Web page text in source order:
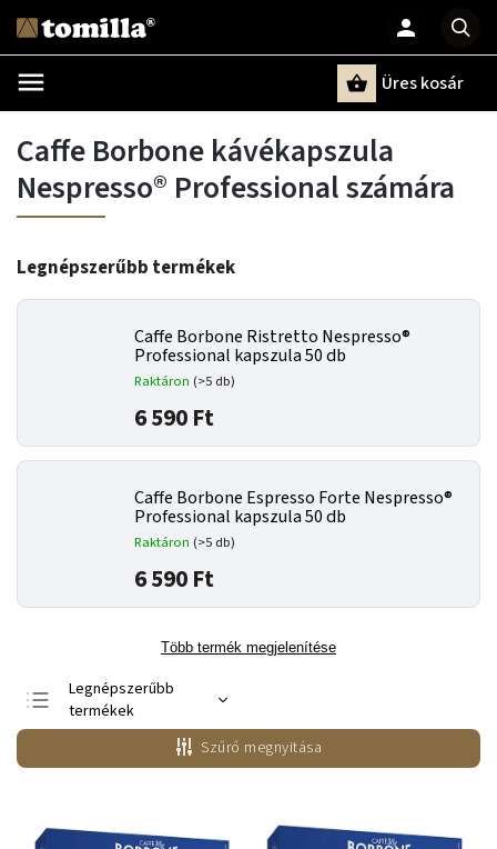
Üres kosár
Caffe Borbone kávékapszula
Nespresso® Professional számára
Legnépszerűbb termékek
Caffe Borbone Ristretto Nespresso®
Professional kapszula 50 db
Raktáron (>5 db)
6 590 Ft
Caffe Borbone Espresso Forte Nespresso®
Professional kapszula 50 db
Raktáron (>5 db)
6 590 Ft
Több termék megjelenítése
Legnépszerűbb
termékek
Legolcsóbb elöl
Legdrágább
Szűrő megnyitása